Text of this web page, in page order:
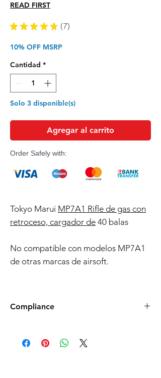
READ FIRST
★ ★ ★ ★ ★ 7
7
10% OFF MSRP
Cantidad *
Solo 3 disponible(s)
Agregar al carrito
Order Safely with:
Tokyo Marui MP7A1 Rifle de gas con
retroceso, cargador de 40 balas
No compatible con modelos MP7A1
de otras marcas de airsoft.
Compliance
the USA need to be made compliant with
US federal laws about airsoft (orange plug,